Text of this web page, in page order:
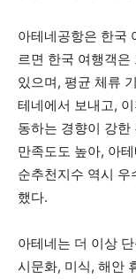
아테네공항은 한국
르면 한국 여행객은
있으며, 평균 체류
테네에서 보내고,
동하는 경향이 강한
만족도도 높아, 아
순추천지수 역시 우
했다.
아테네는 더 이상
시문화, 미식, 해안